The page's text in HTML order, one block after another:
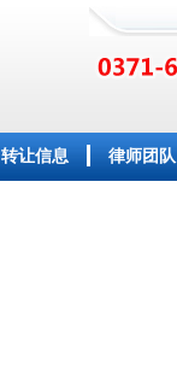
转让信息 律师团队